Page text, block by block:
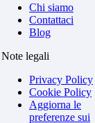
Chi siamo
Contattaci
Blog
Note legali
Privacy Policy
Cookie Policy
Aggiorna le
preferenze sui